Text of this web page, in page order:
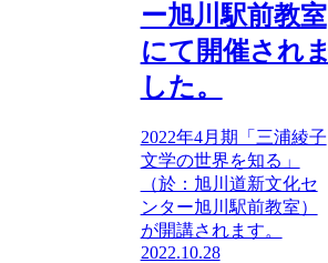
ー旭川駅前教室
にて開催されま
した。
2022年4月期「三浦綾子
文学の世界を知る」
（於：旭川道新文化セ
ンター旭川駅前教室）
が開講されます。
2022.10.28